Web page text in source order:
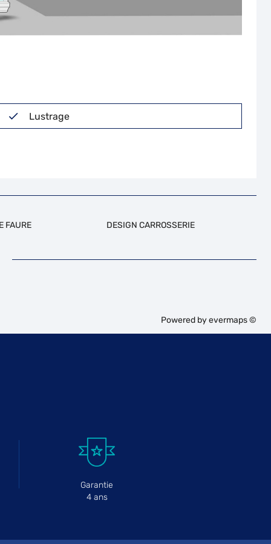
Lustrage
FAURE DESIGN CARROSSERIE
Powered byevermaps ©
Garantie
4 ans